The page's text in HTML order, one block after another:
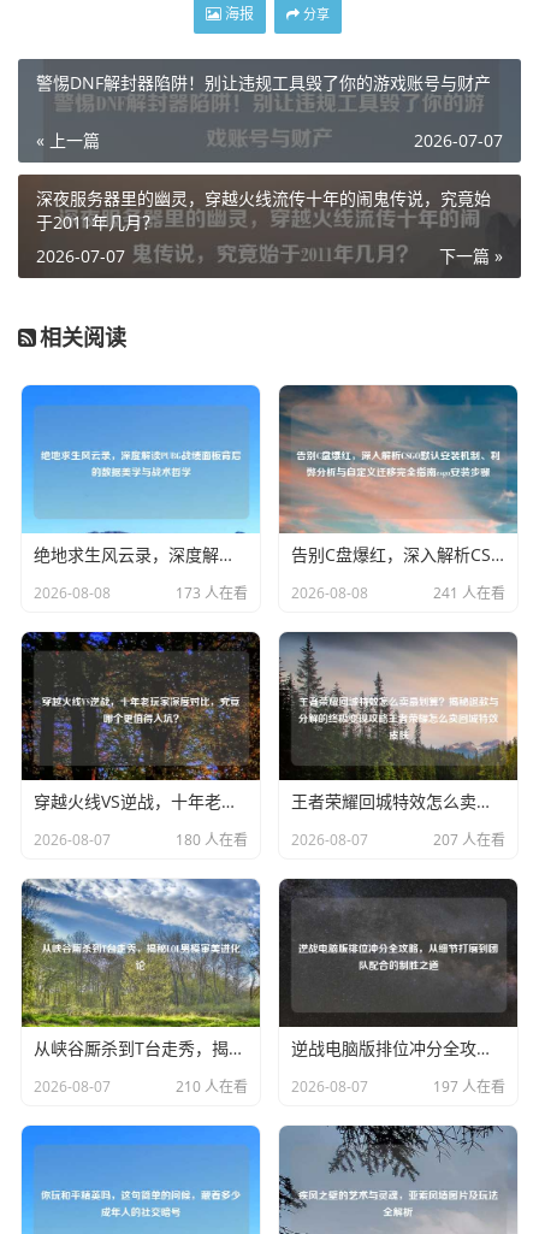
海报 分享
警惕DNF解封器陷阱！别让违规工具毁了你的游戏账号与财产
« 上一篇 2026-07-07
深夜服务器里的幽灵，穿越火线流传十年的闹鬼传说，究竟始
于2011年几月？
下一篇 »
2026-07-07
相关阅读
绝地求生风云录，深度解读PUBG战绩面板背后的数据美学与战术哲学
2026-08-08 173 人在看
告别C盘爆红，深入解析CSGO默认安装机制、利弊分析与自定义迁移完全指南csgo安装步骤
2026-08-08 241 人在看
穿越火线VS逆战，十年老玩家深度对比，究竟哪个更值得入坑？
2026-08-07 180 人在看
王者荣耀回城特效怎么卖最划算？揭秘退款与分解的终极变现攻略王者荣耀怎么卖回城特效皮肤
2026-08-07 207 人在看
从峡谷厮杀到T台走秀，揭秘LOL男模审美进化论
2026-08-07 210 人在看
逆战电脑版排位冲分全攻略，从细节打磨到团队配合的制胜之道
2026-08-07 197 人在看